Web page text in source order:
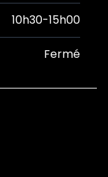
10h30-15h00
Fermé